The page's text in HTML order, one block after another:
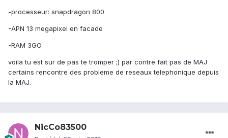
-processeur: snapdragon 800
-APN 13 megapixel en facade
-RAM 3GO
voila tu est sur de pas te tromper ;) par contre fait pas de MAJ
certains rencontre des probleme de reseaux telephonique depuis
la MAJ.
NicCo83500